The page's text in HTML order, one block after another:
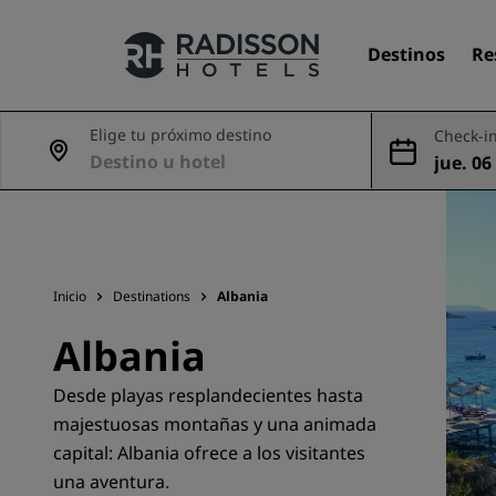
Destinos
Nuestras marcas
Elige tu próximo destino Check-
jue. 06
ago
Inicio Destinations Albania
Albania
Desde playas resplandecientes hasta
majestuosas montañas y una animada
capital: Albania ofrece a los visitantes
una aventura.